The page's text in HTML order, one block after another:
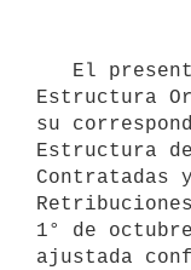
Estructura
su
Estructura
Contratadas
1° de
ajustada